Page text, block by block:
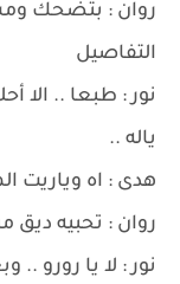
روان : بتضحك
التفاصيل
نور : طبعا .. الا
ياله ..
هدى : اه وياريت
روان : تحبيه ديق
نور : لا يا رورو